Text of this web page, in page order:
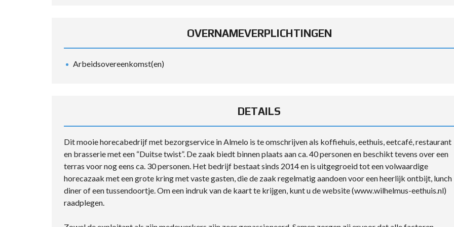
OVERNAMEVERPLICHTINGEN
Arbeidsovereenkomst(en)
DETAILS
Dit mooie horecabedrijf met bezorgservice in Almelo is te omschrijven als koffiehuis, eethuis, eetcafé, restaurant
en brasserie met een “Duitse twist”. De zaak biedt binnen plaats aan ca. 40 personen en beschikt tevens over een
terras voor nog eens ca. 30 personen. Het bedrijf bestaat sinds 2014 en is uitgegroeid tot een volwaardige
horecazaak met een grote kring met vaste gasten, die de zaak regelmatig aandoen voor een heerlijk ontbijt, lunch
diner of een tussendoortje. Om een indruk van de kaart te krijgen, kunt u de website (www.wilhelmus-eethuis.nl)
raadplegen.